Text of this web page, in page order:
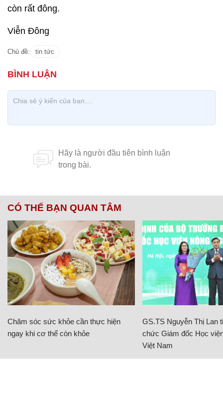
còn rất đông.
Viễn Đông
Chủ đề: tin tức
CÓ THỂ BẠN QUAN TÂM
Chăm sóc sức khỏe cần thực hiện
ngay khi cơ thể còn khỏe
GS.TS Nguyễn Thị Lan
chức Giám đốc Học
Việt Nam